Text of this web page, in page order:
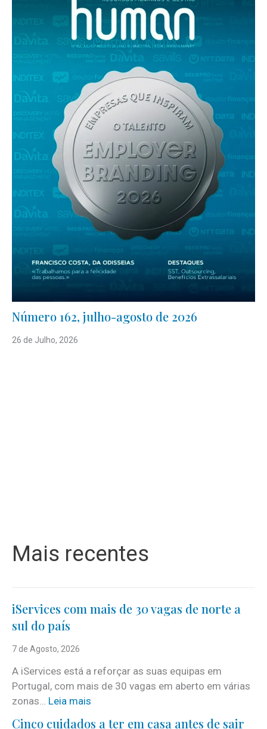
Número 162, julho-agosto de 2026
26 de Julho, 2026
Mais recentes
iServices com mais de 30 vagas de norte a
sul do país
7 de Agosto, 2026
A iServices está a reforçar as suas equipas em
Portugal, com mais de 30 vagas em aberto em várias
zonas… Leia mais
Cinco cuidados a ter em casa antes de sair